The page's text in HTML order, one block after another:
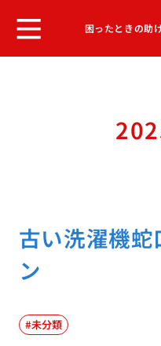
困ったときの助
古い洗濯機
ン
未分類